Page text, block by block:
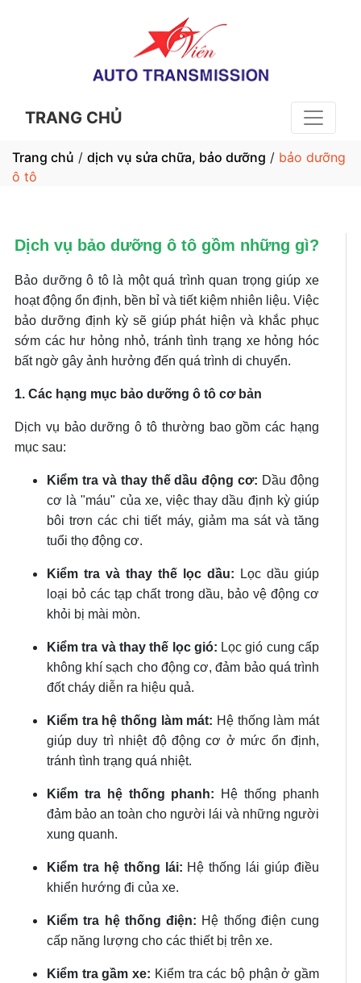
TRANG CHỦ
Trang chủ / dịch vụ sửa chữa, bảo dưỡng / bảo dưỡng
ô tô
Dịch vụ bảo dưỡng ô tô gồm những gì?
Bảo dưỡng ô tô là một quá trình quan trọng giúp xe
hoạt động ổn định, bền bỉ và tiết kiệm nhiên liệu. Việc
bảo dưỡng định kỳ sẽ giúp phát hiện và khắc phục
sớm các hư hỏng nhỏ, tránh tình trạng xe hỏng hóc
bất ngờ gây ảnh hưởng đến quá trình di chuyển.
1. Các hạng mục bảo dưỡng ô tô cơ bản
Dịch vụ bảo dưỡng ô tô thường bao gồm các hạng
mục sau:
Kiểm tra và thay thế dầu động cơ: Dầu động
cơ là "máu" của xe, việc thay dầu định kỳ giúp
bôi trơn các chi tiết máy, giảm ma sát và tăng
tuổi thọ động cơ.
Kiểm tra và thay thế lọc dầu: Lọc dầu giúp
loại bỏ các tạp chất trong dầu, bảo vệ động cơ
khỏi bị mài mòn.
Kiểm tra và thay thế lọc gió: Lọc gió cung cấp
không khí sạch cho động cơ, đảm bảo quá trình
đốt cháy diễn ra hiệu quả.
Kiểm tra hệ thống làm mát: Hệ thống làm mát
giúp duy trì nhiệt độ động cơ ở mức ổn định,
tránh tình trạng quá nhiệt.
Kiểm tra hệ thống phanh: Hệ thống phanh
đảm bảo an toàn cho người lái và những người
xung quanh.
Kiểm tra hệ thống lái: Hệ thống lái giúp điều
khiển hướng đi của xe.
Kiểm tra hệ thống điện: Hệ thống điện cung
cấp năng lượng cho các thiết bị trên xe.
Kiểm tra gầm xe: Kiểm tra các bộ phận ở gầm